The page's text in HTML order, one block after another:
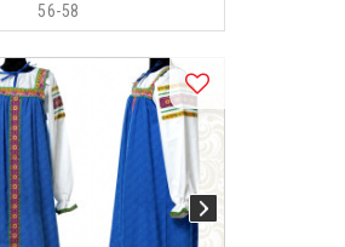
56-58